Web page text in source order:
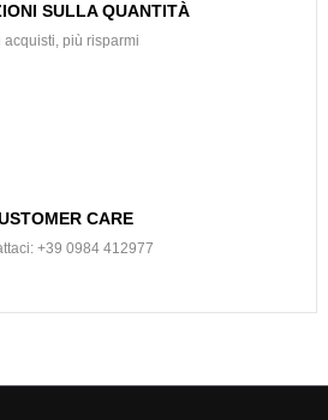
SULLA QUANTITÀ
acquisti, più risparmi
CARE
+39 0984 412977